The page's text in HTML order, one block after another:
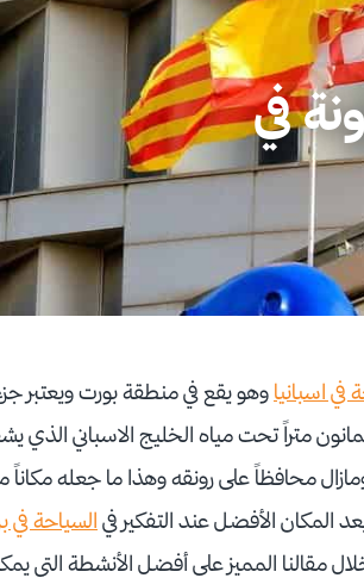
في
في اسبانيا وهو يقع في منطقة بورت ويعتبر
متراً تحت مياه الخليج الاسباني
الحيوانات. وقد افتتح في عام 1995م ومازال محافظاً على رونقه وهذا
المكان الأفضل عند التفكير في السياحة في
المميز على أفضل الأنشطة التي